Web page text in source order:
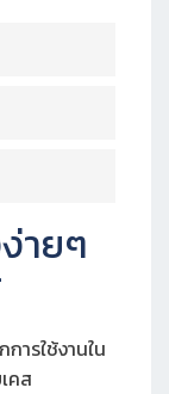
ายๆ
ารใช้งานใน
คส